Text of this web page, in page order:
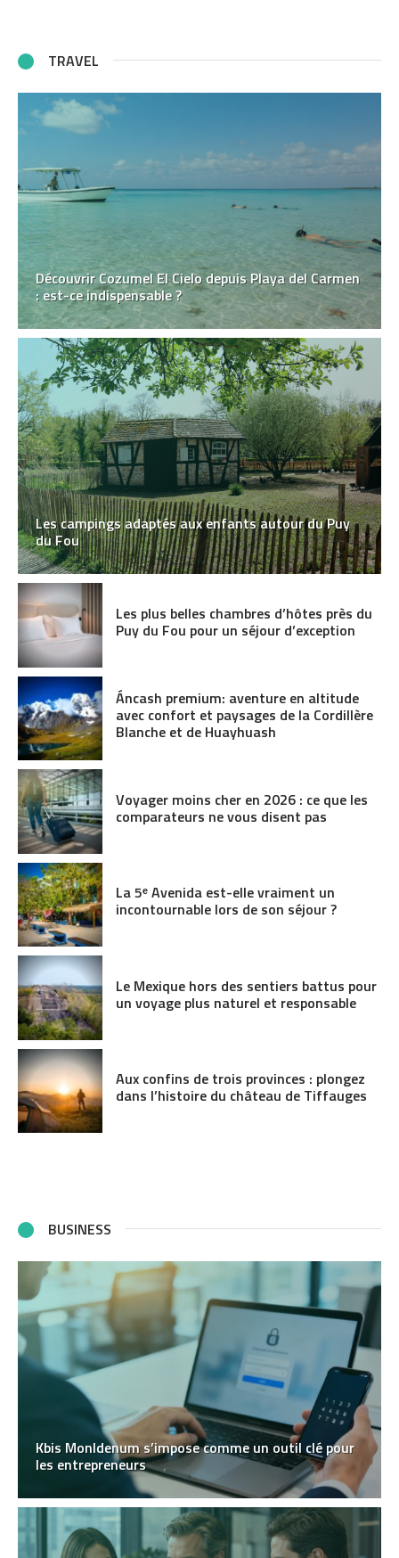
TRAVEL
Découvrir Cozumel El Cielo depuis Playa del Carmen
: est-ce indispensable ?
Les campings adaptés aux enfants autour du Puy
du Fou
Les plus belles chambres d’hôtes près du
Puy du Fou pour un séjour d’exception
Áncash premium: aventure en altitude
avec confort et paysages de la Cordillère
Blanche et de Huayhuash
Voyager moins cher en 2026 : ce que les
comparateurs ne vous disent pas
La 5ᵉ Avenida est-elle vraiment un
incontournable lors de son séjour ?
Le Mexique hors des sentiers battus pour
un voyage plus naturel et responsable
Aux confins de trois provinces : plongez
dans l’histoire du château de Tiffauges
BUSINESS
Kbis MonIdenum s’impose comme un outil clé pour
les entrepreneurs